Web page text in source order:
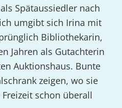
Spätaussiedler nach
umgibt sich Irina mit
Bibliothekarin,
Jahren als Gutachterin
Auktionshaus. Bunte
zeigen, wo sie
schon überall